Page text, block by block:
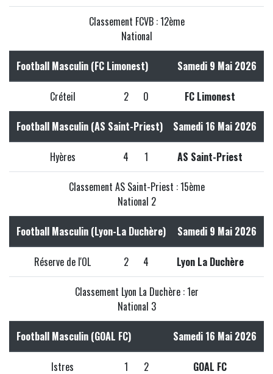
Classement FCVB : 12ème
National
Football Masculin (FC Limonest) Samedi 9 Mai 2026
Créteil 2 0 FC Limonest
Football Masculin (AS Saint-Priest) Samedi 16 Mai 2026
Hyères 4 1 AS Saint-Priest
Classement AS Saint-Priest : 15ème
National 2
Football Masculin (Lyon-La Duchère) Samedi 9 Mai 2026
Réserve de l'OL 2 4 Lyon La Duchère
Classement Lyon La Duchère : 1er
National 3
Football Masculin (GOAL FC) Samedi 16 Mai 2026
Istres 1 2 GOAL FC